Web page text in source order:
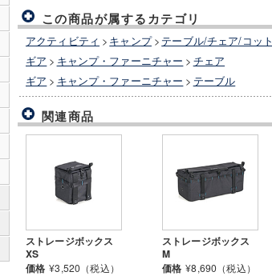
この商品が属するカテゴリ
アクティビティ > キャンプ > テーブル/チェア/コット
ギア > キャンプ・ファーニチャー > チェア
ギア > キャンプ・ファーニチャー > テーブル
関連商品
ストレージボックス
XS
価格 ¥3,520（税込）
ストレージボックス
M
価格 ¥8,690（税込）